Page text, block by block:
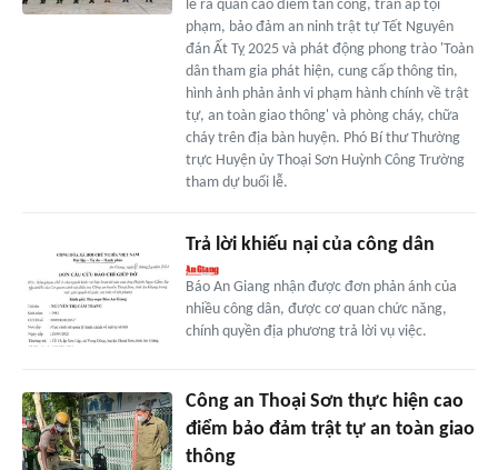
lễ ra quân cao điểm tấn công, trấn áp tội
phạm, bảo đảm an ninh trật tự Tết Nguyên
đán Ất Tỵ 2025 và phát động phong trào 'Toàn
dân tham gia phát hiện, cung cấp thông tin,
hình ảnh phản ảnh vi phạm hành chính về trật
tự, an toàn giao thông' và phòng cháy, chữa
cháy trên địa bàn huyện. Phó Bí thư Thường
trực Huyện ủy Thoại Sơn Huỳnh Công Trường
tham dự buổi lễ.
Trả lời khiếu nại của công dân
Báo An Giang nhận được đơn phản ánh của
nhiều công dân, được cơ quan chức năng,
chính quyền địa phương trả lời vụ việc.
Công an Thoại Sơn thực hiện cao
điểm bảo đảm trật tự an toàn giao
thông